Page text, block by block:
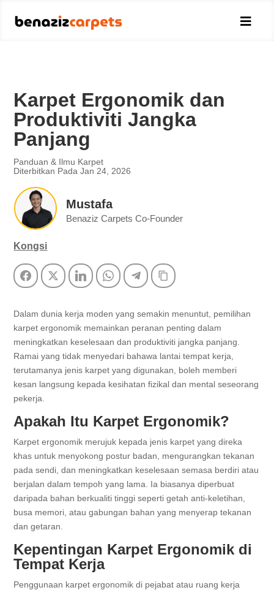

Karpet Ergonomik dan
Produktiviti Jangka
Panjang
Panduan & Ilmu Karpet
Diterbitkan Pada Jan 24, 2026
Mustafa
Benaziz Carpets Co-Founder
Kongsi
FacebookTwitter LinkedInWhatsAppTelegramCopy Link
Dalam dunia kerja moden yang semakin menuntut, pemilihan
karpet ergonomik memainkan peranan penting dalam
meningkatkan keselesaan dan produktiviti jangka panjang.
Ramai yang tidak menyedari bahawa lantai tempat kerja,
terutamanya jenis karpet yang digunakan, boleh memberi
kesan langsung kepada kesihatan fizikal dan mental seseorang
pekerja.
Apakah Itu Karpet Ergonomik?
Karpet ergonomik merujuk kepada jenis karpet yang direka
khas untuk menyokong postur badan, mengurangkan tekanan
pada sendi, dan meningkatkan keselesaan semasa berdiri atau
berjalan dalam tempoh yang lama. Ia biasanya diperbuat
daripada bahan berkualiti tinggi seperti getah anti-keletihan,
busa memori, atau gabungan bahan yang menyerap tekanan
dan getaran.
Kepentingan Karpet Ergonomik di
Tempat Kerja
Penggunaan karpet ergonomik di pejabat atau ruang kerja